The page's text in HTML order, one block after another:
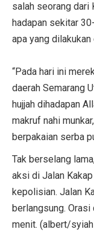
salah seorang dari
hadapan sekitar
apa yang
“Pada hari ini
daerah Semarang
hujjah dihadapan
makruf nahi
berpakaian serba
Tak berselang
aksi di Jalan
kepolisian. Jalan
berlangsung. Orasi
menit. (albert/